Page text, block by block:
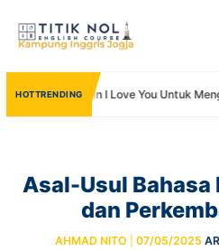
content
TRENDING
Kata Lain I Love You Untuk
Asal-Usul Bahasa
dan
AHMAD NITO 07/05/2025